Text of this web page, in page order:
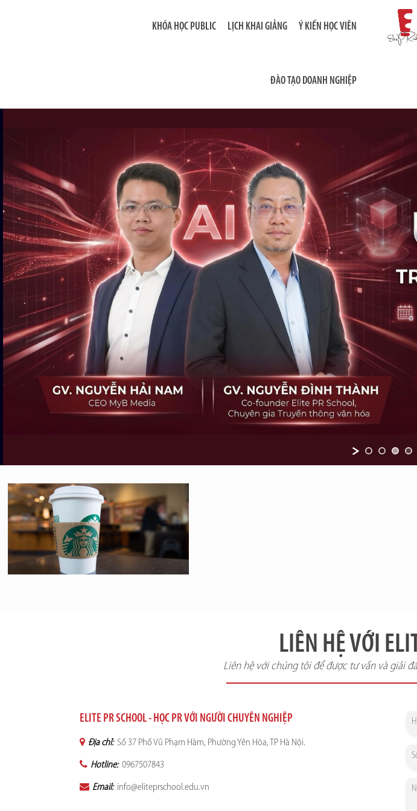
KHÓA HỌC PUBLIC LỊCH KHAI GIẢNG Ý KIẾN HỌC VIÊN
ĐÀO TẠO DOANH NGHIỆP
LIÊN HỆ VỚI
Liên hệ với chúng tôi để được tư vấn và giải
ELITE PR SCHOOL - HỌC PR VỚI NGƯỜI CHUYÊN NGHIỆP
Địa chỉ: Số 37 Phố Vũ Phạm Hàm, Phường Yên Hòa, TP Hà Nội.
Hotline: 0967507843
Email: info@eliteprschool.edu.vn